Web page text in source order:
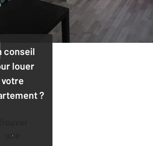
conseil
louer
votre
?
une